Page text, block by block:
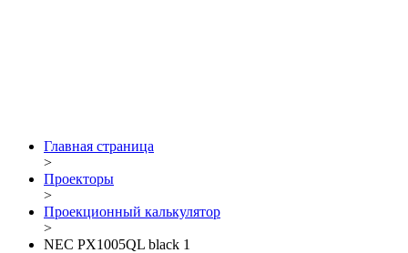
Главная страница
>
Проекторы
>
Проекционный калькулятор
>
NEC PX1005QL black 1